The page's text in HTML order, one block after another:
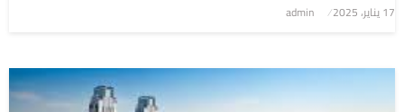
نُشر
17 يناير، 2025 admin